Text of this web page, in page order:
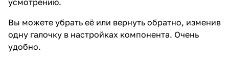
Вы можете убрать её или вернуть обратно, изменив
одну галочку в настройках компонента. Очень
удобно.